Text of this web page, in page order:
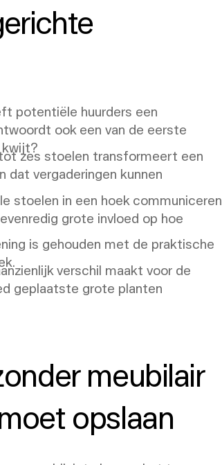
potentiële huurders een
ook een van de eerste
kwijt?
zes stoelen transformeert een
dat vergaderingen kunnen
stoelen in een hoek communiceren
grote invloed op hoe
is gehouden met de praktische
verschil maakt voor de
geplaatste grote planten
meubilair
opslaan